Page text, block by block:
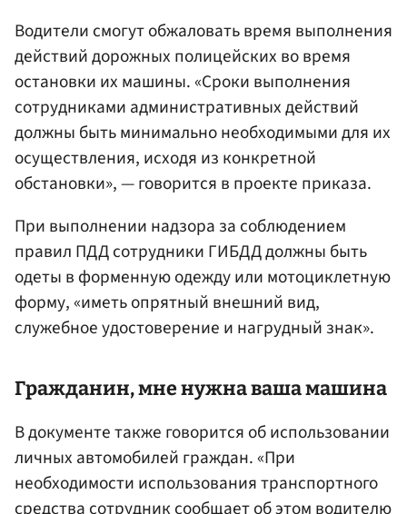
Водители смогут обжаловать время выполнения
действий дорожных полицейских во время
остановки их машины. «Сроки выполнения
сотрудниками административных действий
должны быть минимально необходимыми для их
осуществления, исходя из конкретной
обстановки», — говорится в проекте приказа.
При выполнении надзора за соблюдением
правил ПДД сотрудники ГИБДД должны быть
одеты в форменную одежду или мотоциклетную
форму, «иметь опрятный внешний вид,
служебное удостоверение и нагрудный знак».
Гражданин, мне нужна ваша машина
В документе также говорится об использовании
личных автомобилей граждан. «При
необходимости использования транспортного
средства сотрудник сообщает об этом водителю